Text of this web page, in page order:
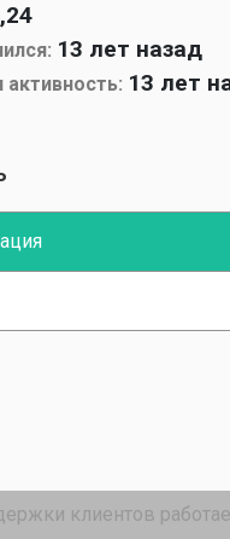
13 лет назад
13 лет
клиентов